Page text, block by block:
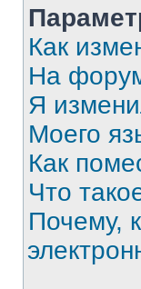
Как
На
Я
Моего
Как
Что
Почему,